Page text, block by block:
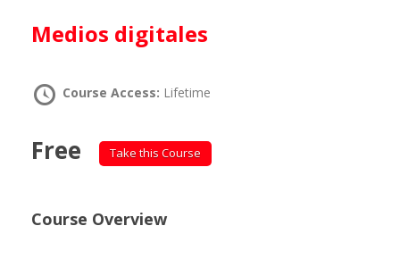
Medios digitales
Course Access: Lifetime
Free Take this Course
Course Overview